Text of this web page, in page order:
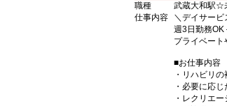
職種
武蔵大和駅☆
仕事内容
＼デイサービ
週3日勤務OK
プライベー
■お仕事内容
・リハビリの
・必要に応
・レクリエ